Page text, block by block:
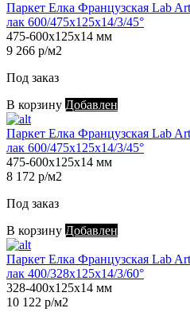
Паркет Елка Французская Lab
лак 600/475х125х14/3/45°
475-600х125х14 мм
9 266 р/м2
Под заказ
В корзину Добавлен
Паркет Елка Французская Lab
лак 600/475х125х14/3/45°
475-600х125х14 мм
8 172 р/м2
Под заказ
В корзину Добавлен
Паркет Елка Французская Lab
лак 400/328х125х14/3/60°
328-400х125х14 мм
10 122 р/м2